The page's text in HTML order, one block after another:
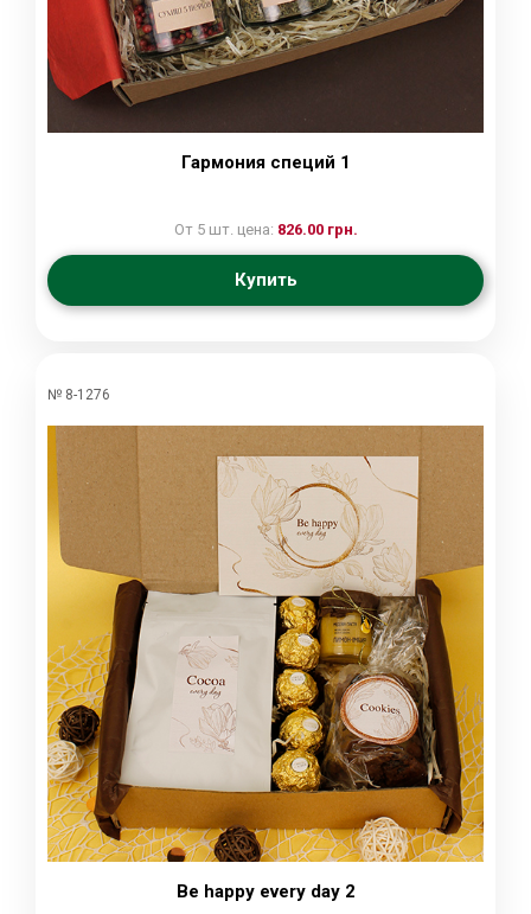
Гармония специй 1
От 5 шт. цена: 826.00 грн.
Купить
№ 8-1276
Be happy every day 2